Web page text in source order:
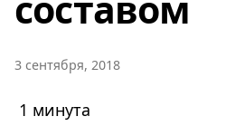
3 сентября, 2018
1 минута